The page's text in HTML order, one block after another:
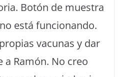
Botón de muestra
está funcionando.
vacunas y dar
a Ramón. No creo